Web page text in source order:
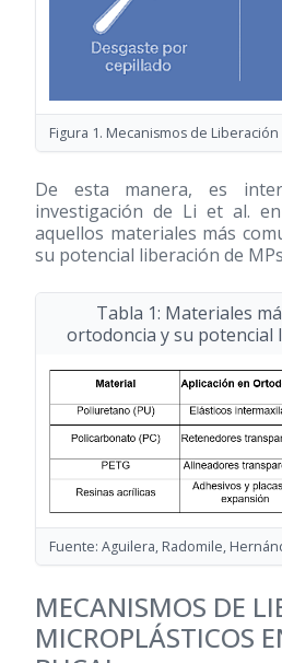
Figura 1. Mecanismos de
De esta manera, es
investigación de Li et al.
aquellos materiales más
su potencial liberación de MPs
Tabla 1: Materiales
ortodoncia y su potencial
Fuente: Aguilera, Radomile,
MECANISMOS DE
MICROPLÁSTICOS